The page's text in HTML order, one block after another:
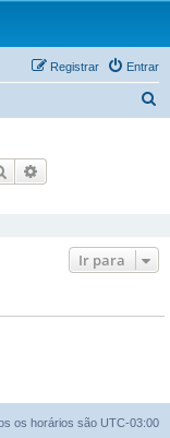
Entrar
Registrar
Pesquisar
Ir para
os horários são UTC-03:00